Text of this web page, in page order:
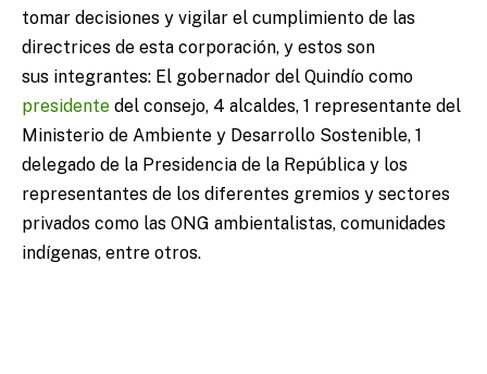
tomar decisiones y vigilar el cumplimiento de las
directrices de esta corporación, y estos son
sus integrantes: El gobernador del Quindío como
presidente del consejo, 4 alcaldes, 1 representante del
Ministerio de Ambiente y Desarrollo Sostenible, 1
delegado de la Presidencia de la República y los
representantes de los diferentes gremios y sectores
privados como las ONG ambientalistas, comunidades
indígenas, entre otros.